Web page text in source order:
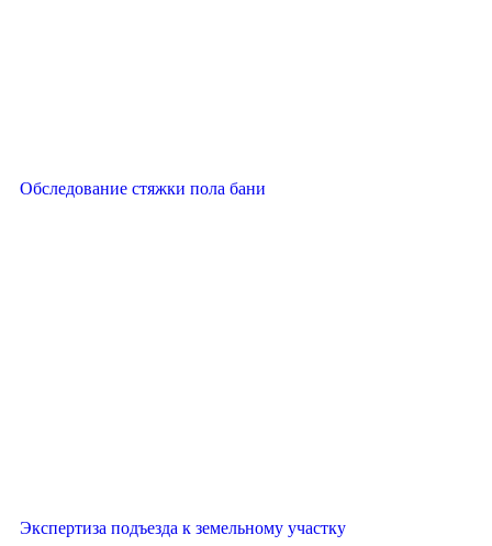
Обследование стяжки пола бани
Экспертиза подъезда к земельному участку